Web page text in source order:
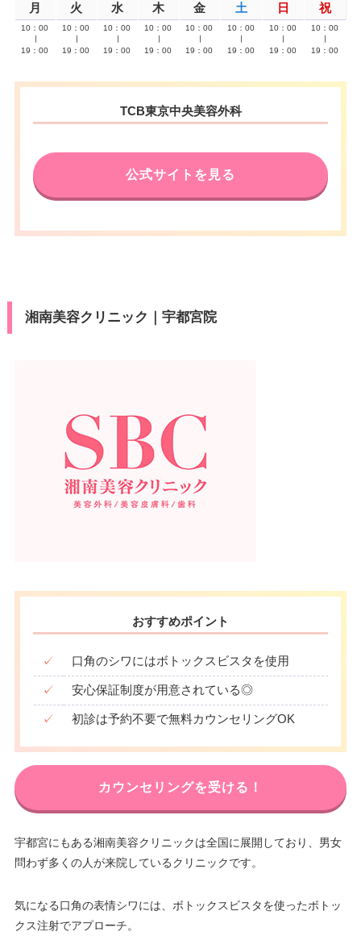
月 火 水 木 金 土 日 祝
10：00
19：00
10：00
19：00
10：00
19：00
10：00
19：00
10：00
19：00
10：00
19：00
10：00
19：00
10：00
19：00
TCB東京中央美容外科
公式サイトを見る
湘南美容クリニック｜宇都宮院
おすすめポイント
✓ 口角のシワにはボトックスビスタを使用
✓ 安心保証制度が用意されている◎
✓ 初診は予約不要で無料カウンセリングOK
カウンセリングを受ける！
宇都宮にもある湘南美容クリニックは全国に展開しており、男女
問わず多くの人が来院しているクリニックです。
気になる口角の表情シワには、ボトックスビスタを使ったボトッ
クス注射でアプローチ。